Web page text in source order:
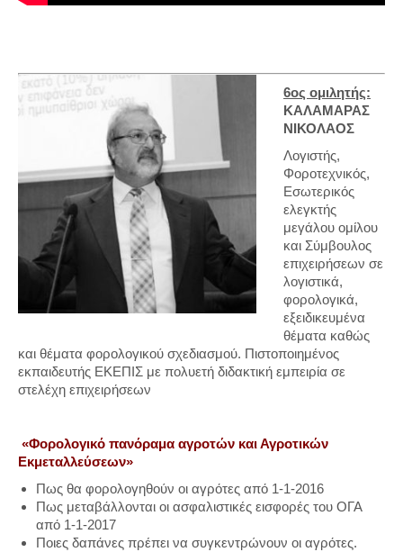
6oς ομιλητής:
ΚΑΛΑΜΑΡΑΣ
ΝΙΚΟΛΑΟΣ
Λογιστής,
Φοροτεχνικός,
Εσωτερικός
ελεγκτής
μεγάλου ομίλου
και Σύμβουλος
επιχειρήσεων σε
λογιστικά,
φορολογικά,
εξειδικευμένα
θέματα καθώς
και θέματα φορολογικού σχεδιασμού. Πιστοποιημένος
εκπαιδευτής ΕΚΕΠΙΣ με πολυετή διδακτική εμπειρία σε
στελέχη επιχειρήσεων
«Φορολογικό πανόραμα αγροτών και Αγροτικών
Εκμεταλλεύσεων»
Πως θα φορολογηθούν οι αγρότες από 1-1-2016
Πως μεταβάλλονται οι ασφαλιστικές εισφορές του ΟΓΑ
από 1-1-2017
Ποιες δαπάνες πρέπει να συγκεντρώνουν οι αγρότες.